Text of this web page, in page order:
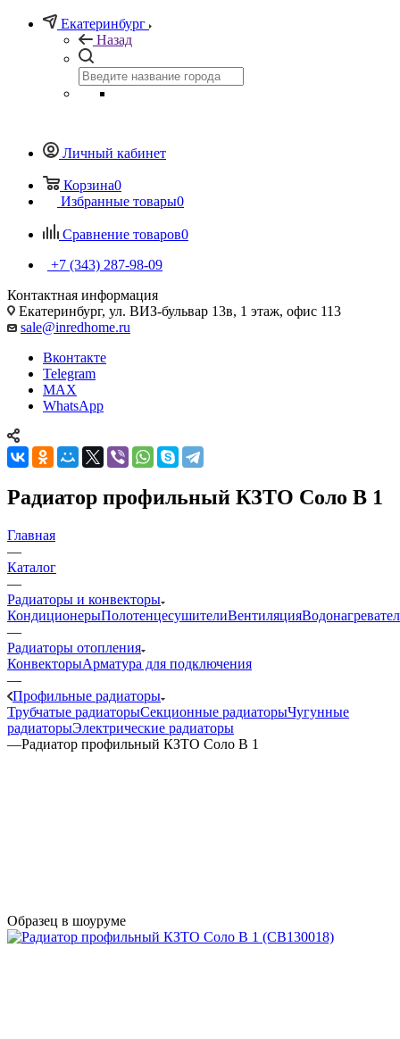
Екатеринбург
Назад
Личный кабинет
Корзина0
Избранные товары0
Сравнение товаров0
+7 (343) 287-98-09
Контактная информация
Екатеринбург, ул. ВИЗ-бульвар 13в, 1 этаж, офис 113
sale@inredhome.ru
Вконтакте
Telegram
MAX
WhatsApp
Радиатор профильный КЗТО Соло В 1
Главная
—
Каталог
—
Радиаторы и конвекторы
КондиционерыПолотенцесушителиВентиляция
—
Радиаторы отопления
КонвекторыАрматура для подключения
—
Профильные радиаторы
Трубчатые радиаторыСекционные радиаторыЧугунные
радиаторыЭлектрические радиаторы
—Радиатор профильный КЗТО Соло В 1
Образец в шоуруме